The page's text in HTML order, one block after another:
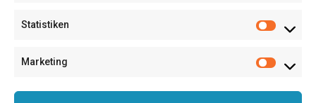
Statistiken
Marketing
LiD Award – Teilnahmebedingungen (PDF)
Kauf uns einen Kaffee!